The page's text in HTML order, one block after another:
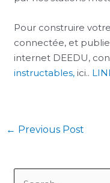
Pour construire
connectée, et
internet DEEDU,
instructables, ici..
← Previous Post